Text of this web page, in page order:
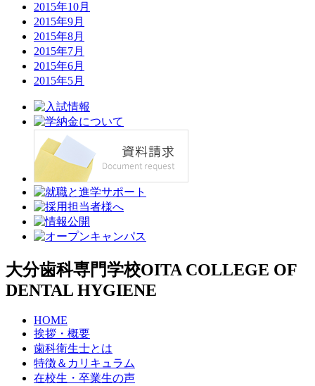
2015年10月
2015年9月
2015年8月
2015年7月
2015年6月
2015年5月
大分歯科専門学校OITA COLLEGE OF
DENTAL HYGIENE
HOME
挨拶・概要
歯科衛生士とは
特徴＆カリキュラム
在校生・卒業生の声